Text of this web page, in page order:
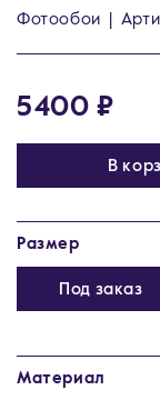
Фотообои
5400 ₽
В
Размер
Под заказ
Материал